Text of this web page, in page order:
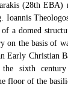
(28th EBA)
Ioannis
a domed
on the basis of
Early Christian
sixth
floor of the